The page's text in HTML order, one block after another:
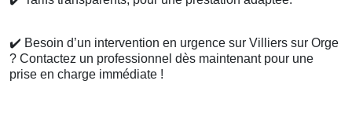
✔️ Besoin d’un intervention en urgence sur Villiers sur Orge
? Contactez un professionnel dès maintenant pour une
prise en charge immédiate !